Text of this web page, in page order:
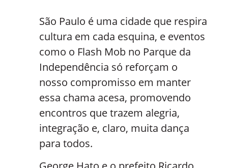
São Paulo é uma cidade que respira
cultura em cada esquina, e eventos
como o Flash Mob no Parque da
Independência só reforçam o
nosso compromisso em manter
essa chama acesa, promovendo
encontros que trazem alegria,
integração e, claro, muita dança
para todos.